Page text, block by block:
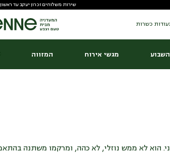
שירות משלוחים זכרון יעקב עד ראשון
כשרות
מגשי אירוח המזווה
לא ממש נוזלי, לא כהה, ומרקמו משתנה